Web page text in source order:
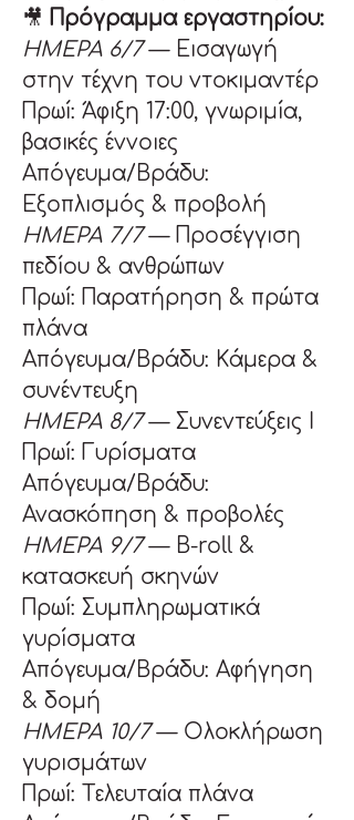
🎥
Πρόγραμμα εργαστηρίου:
ΗΜΕΡΑ 6/7 — Εισαγωγή
στην τέχνη του ντοκιμαντέρ
Πρωί: Άφιξη 17:00, γνωριμία,
βασικές έννοιες
Απόγευμα/Βράδυ:
Εξοπλισμός & προβολή
ΗΜΕΡΑ 7/7 — Προσέγγιση
πεδίου & ανθρώπων
Πρωί: Παρατήρηση & πρώτα
πλάνα
Απόγευμα/Βράδυ: Κάμερα &
συνέντευξη
ΗΜΕΡΑ 8/7 — Συνεντεύξεις Ι
Πρωί: Γυρίσματα
Απόγευμα/Βράδυ:
Ανασκόπηση & προβολές
ΗΜΕΡΑ 9/7 — B-roll &
κατασκευή σκηνών
Πρωί: Συμπληρωματικά
γυρίσματα
Απόγευμα/Βράδυ: Αφήγηση
& δομή
ΗΜΕΡΑ 10/7 — Ολοκλήρωση
γυρισμάτων
Πρωί: Τελευταία πλάνα